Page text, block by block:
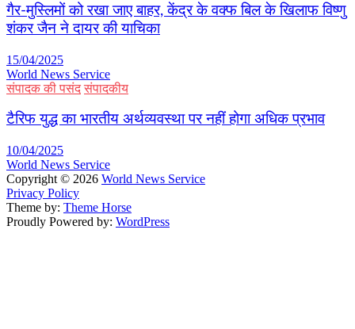
गैर-मुस्लिमों को रखा जाए बाहर, केंद्र के वक्फ बिल के खिलाफ विष्णु
शंकर जैन ने दायर की याचिका
15/04/2025
World News Service
संपादक की पसंद संपादकीय
टैरिफ युद्ध का भारतीय अर्थव्यवस्था पर नहीं होगा अधिक प्रभाव
10/04/2025
World News Service
Copyright © 2026 World News Service
Privacy Policy
Theme by: Theme Horse
Proudly Powered by: WordPress